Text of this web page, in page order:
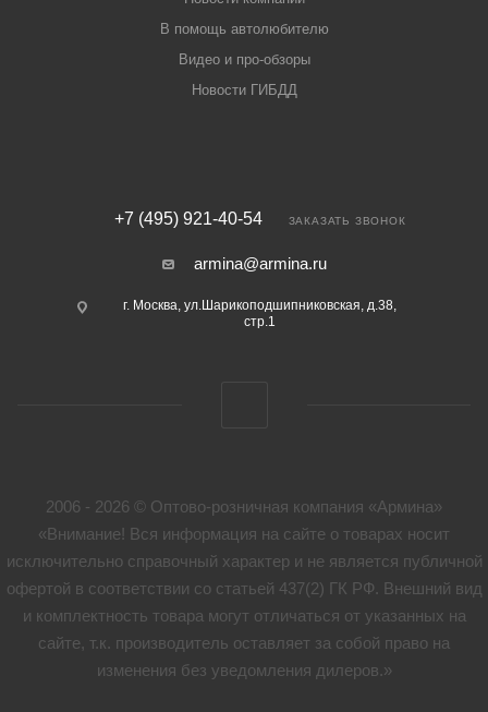
В помощь автолюбителю
Видео и про-обзоры
Новости ГИБДД
+7 (495) 921-40-54 ЗАКАЗАТЬ ЗВОНОК
armina@armina.ru
г. Москва, ул.Шарикоподшипниковская, д.38,
стр.1
2006 - 2026 © Оптово-розничная компания «Армина»
«Внимание! Вся информация на сайте о товарах носит
исключительно справочный характер и не является публичной
офертой в соответствии со статьей 437(2) ГК РФ. Внешний вид
и комплектность товара могут отличаться от указанных на
сайте, т.к. производитель оставляет за собой право на
изменения без уведомления дилеров.»